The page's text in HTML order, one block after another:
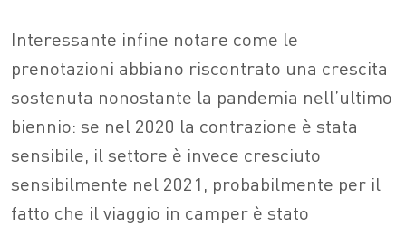
Interessante infine notare come le
prenotazioni abbiano riscontrato una crescita
sostenuta nonostante la pandemia nell’ultimo
biennio: se nel 2020 la contrazione è stata
sensibile, il settore è invece cresciuto
sensibilmente nel 2021, probabilmente per il
fatto che il viaggio in camper è stato